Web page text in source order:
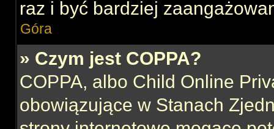
raz i być bardziej
Góra
» Czym jest COPPA?
COPPA, albo Child Online
obowiązujące w Stanach